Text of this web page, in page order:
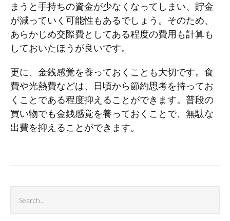
まうと手持ちの資金が少なくなってしまい、貯金
が減っていく可能性もあるでしょう。そのため、
あらかじめ交際費としてある程度の費用も計算も
しておいたほうが良いです。
更に、金銭感覚を養っておくことも大切です。食
費や光熱費などは、日頃から節約思考を持ってお
くことである程度抑えることができます。普段の
買い物でも金銭感覚を養っておくことで、無駄な
出費を抑えることができます。
archives